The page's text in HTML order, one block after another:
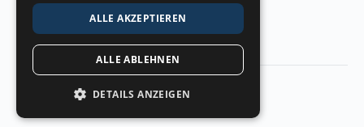
© cohrteam 2025
ALLE AKZEPTIEREN
ALLE ABLEHNEN
DETAILS ANZEIGEN